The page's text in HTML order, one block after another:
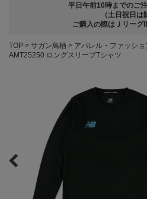
平日午前10時までのご
（土日祝日は
ご購入の際はＪリーグ
TOP サガン鳥栖 アパレル・ファッショ
AMT25250 ロングスリーブTシャツ